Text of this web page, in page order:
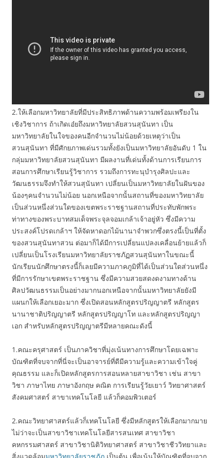
2.ให้เลือกมหาวิทยาลัยที่มีประสิทธิภาพด้านความพร้อมเพรียงใน
เชิงวิชาการ ถ้าเกิดเอ๋ยถึงมหาวิทยาลัยสวนสุนันทา เป็น
มหาวิทยาลัยในใจของคนอีกจำนวนไม่น้อยด้วยเหตุว่าเป็น
สวนสุนันทา ที่มีศักยภาพเด่นรวมทั้งยังเป็นมหาวิทยาลัยอันดับ 1 ใน
กลุ่มมหาวิทยาลัยสวนสุนันทา มีผลงานที่เด่นทั้งด้านการเรียนการ
สอนการศึกษาเรียนรู้วิชาการ รวมถึงการทะนุบำรุงศิลปะและ
วัฒนธรรมจึงทำให้สวนสุนันทา เปลี่ยนเป็นมหาวิทยาลัยในฝันของ
น้องๆคนจำนวนไม่น้อย นอกเหนือจากนั้นสถานที่ของมหาวิทยาลัย
เป็นส่วนหนึ่งส่วนใดของเขตพระราชฐานสถานที่ประทับพักพระ
ท่าทางของพระบาทสมเด็จพระจุลจอมเกล้าเจ้าอยู่หัว ซึ่งมีความ
ประสงค์โปรดเกล้าฯ ให้จัดหาดอกไม้นานาจำพวกซึ่งตรงนี้เป็นที่ตั้ง
ของสวนสุนันทาสวน ต่อมาก็ได้มีการเปลี่ยนแปลงเคลื่อนย้ายแล้วก็
เปลี่ยนเป็นโรงเรียนมหาวิทยาลัยราชภัฏสวนสุนันทาในขณะนี้
นักเรียนนักศึกษาตรงนี้ก็เลยมีความภาคภูมิที่ได้เป็นส่วนใดส่วนหนึ่ง
ที่มีการรักษาเขตพระราชฐาน ซึ่งมีความสวยสดงดงามทางด้าน
ศิลปวัฒนธรรมเป็นอย่างมากนอกเหนือจากนั้นมหาวิทยาลัยยังมี
แผนกให้เลือกเยอะมาก ซึ่งเปิดสอนหลักสูตรปริญญาตรี หลักสูตร
นานาชาติปริญญาตรี หลักสูตรปริญญาโท และหลักสูตรปริญญา
เอก สำหรับหลักสูตรปริญญาตรีมีหลายคณะดังนี้
1.คณะครุศาสตร์ เป็นภาควิชาที่มุ่งเน้นทางการศึกษาโดยเฉพาะ
บัณฑิตที่จบจากที่นี่จะเป็นอาจารย์ที่ดีมีความรู้และความเข้าใจคู่
คุณธรรม และก็เปิดหลักสูตรการสอนหลายสาขาวิชา เช่น สาขา
วิชา ภาษาไทย ภาษาอังกฤษ คณิต การเรียนรู้วัยเยาว์ วิทยาศาสตร์
สังคมศาสตร์ สาขาเทคโนโลยี แล้วก็คอมพิวเตอร์
2.คณะวิทยาศาสตร์แล้วก็เทคโนโลยี ซึ่งมีหลักสูตรให้เลือกมากมาย
ไม่ว่าจะเป็นสาขาวิชาเทคโนโลยีสารสนเทศ สาขาวิชา
คหกรรมศาสตร์ สาขาวิชานิติวิทยาศาสตร์ สาขาวิชาชีววิทยาและ